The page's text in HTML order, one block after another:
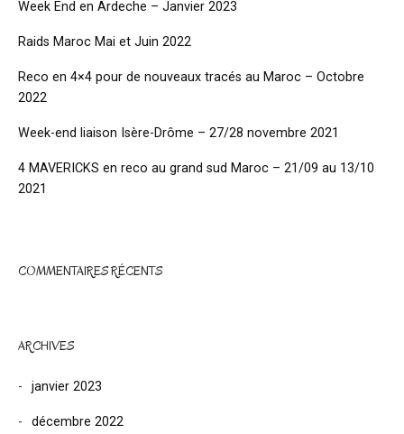
Week End en Ardeche – Janvier 2023
Raids Maroc Mai et Juin 2022
Reco en 4×4 pour de nouveaux tracés au Maroc – Octobre
2022
Week-end liaison Isère-Drôme – 27/28 novembre 2021
4 MAVERICKS en reco au grand sud Maroc – 21/09 au 13/10
2021
COMMENTAIRES RÉCENTS
ARCHIVES
janvier 2023
décembre 2022